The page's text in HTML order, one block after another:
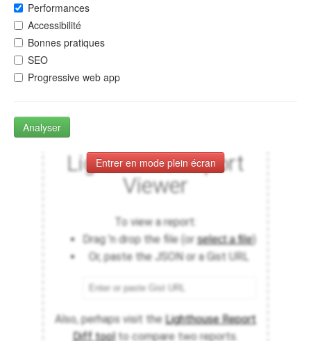
Performances
Accessibilité
Bonnes pratiques
SEO
Progressive web app
Analyser
Entrer en mode plein écran